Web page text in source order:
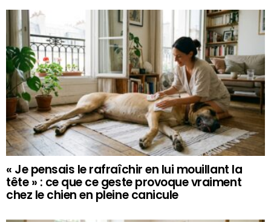
« Je pensais le rafraîchir en lui mouillant la
tête » : ce que ce geste provoque vraiment
chez le chien en pleine canicule